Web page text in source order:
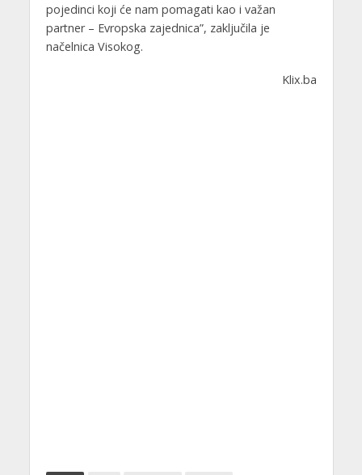
pojedinci koji će nam pomagati kao i važan
partner – Evropska zajednica”, zaključila je
načelnica Visokog.
Klix.ba